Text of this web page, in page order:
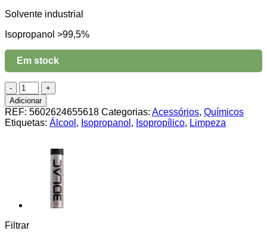
Solvente industrial
Isopropanol >99,5%
Em stock
Quantidade
de
Álcool
Isopropílico
2Ltr
Adicionar
REF: 5602624655618 Categorias: Acessórios, Químicos
Etiquetas: Álcool , Isopropanol , Isopropílico, Limpeza
Filtrar